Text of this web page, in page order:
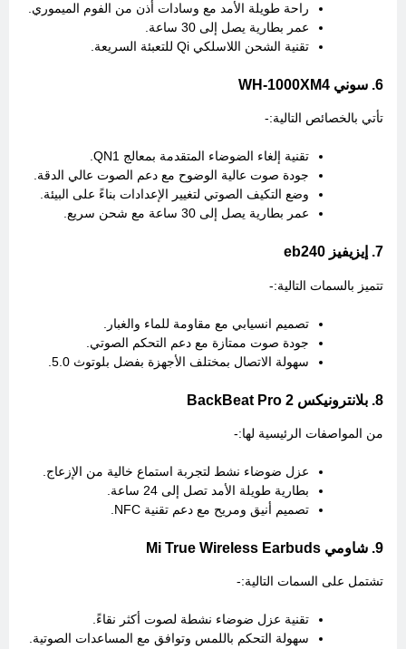
راحة طويلة الأمد مع وسادات أذن من الفوم الميموري.
عمر بطارية يصل إلى 30 ساعة.
تقنية الشحن اللاسلكي Qi للتعبئة السريعة.
6. سوني WH-1000XM4
تأتي بالخصائص التالية:-
تقنية إلغاء الضوضاء المتقدمة بمعالج QN1.
جودة صوت عالية الوضوح مع دعم الصوت عالي الدقة.
وضع التكيف الصوتي لتغيير الإعدادات بناءً على البيئة.
عمر بطارية يصل إلى 30 ساعة مع شحن سريع.
7. إيزيفيز eb240
تتميز بالسمات التالية:-
تصميم انسيابي مع مقاومة للماء والغبار.
جودة صوت ممتازة مع دعم التحكم الصوتي.
سهولة الاتصال بمختلف الأجهزة بفضل بلوتوث 5.0.
8. بلانترونيكس BackBeat Pro 2
من المواصفات الرئيسية لها:-
عزل ضوضاء نشط لتجربة استماع خالية من الإزعاج.
بطارية طويلة الأمد تصل إلى 24 ساعة.
تصميم أنيق ومريح مع دعم تقنية NFC.
9. شاومي Mi True Wireless Earbuds
تشتمل على السمات التالية:-
تقنية عزل ضوضاء نشطة لصوت أكثر نقاءً.
سهولة التحكم باللمس وتوافق مع المساعدات الصوتية.